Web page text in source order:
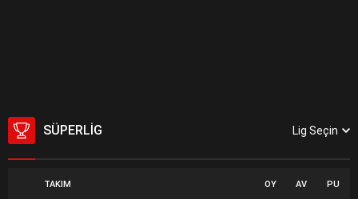
SÜPERLIG Lig Seçin
TAKIM OY AV PU